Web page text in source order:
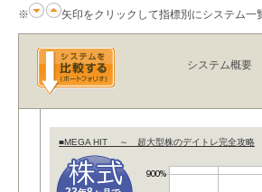
※
矢印をクリックして指標別にシステム一
システム概要
■MEGA HIT ～ 超大型株のデイトレ完全攻略